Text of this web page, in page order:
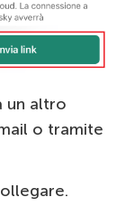
un altro
o tramite